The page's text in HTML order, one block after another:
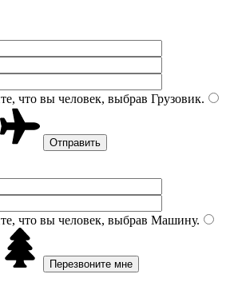
что вы человек, выбрав Грузовик.
что вы человек, выбрав Машину.